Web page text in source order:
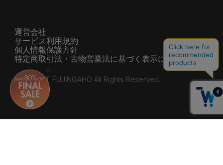
運営会社
サービス利用規約
個人情報保護方針
特定商取引法・古物営業法に基づく表示について
© HEARST FUJINGAHO All Rights Reserved.